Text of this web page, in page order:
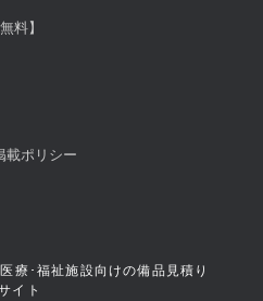
料】
載ポリシー
療･福祉施設向けの備品見積り
イト